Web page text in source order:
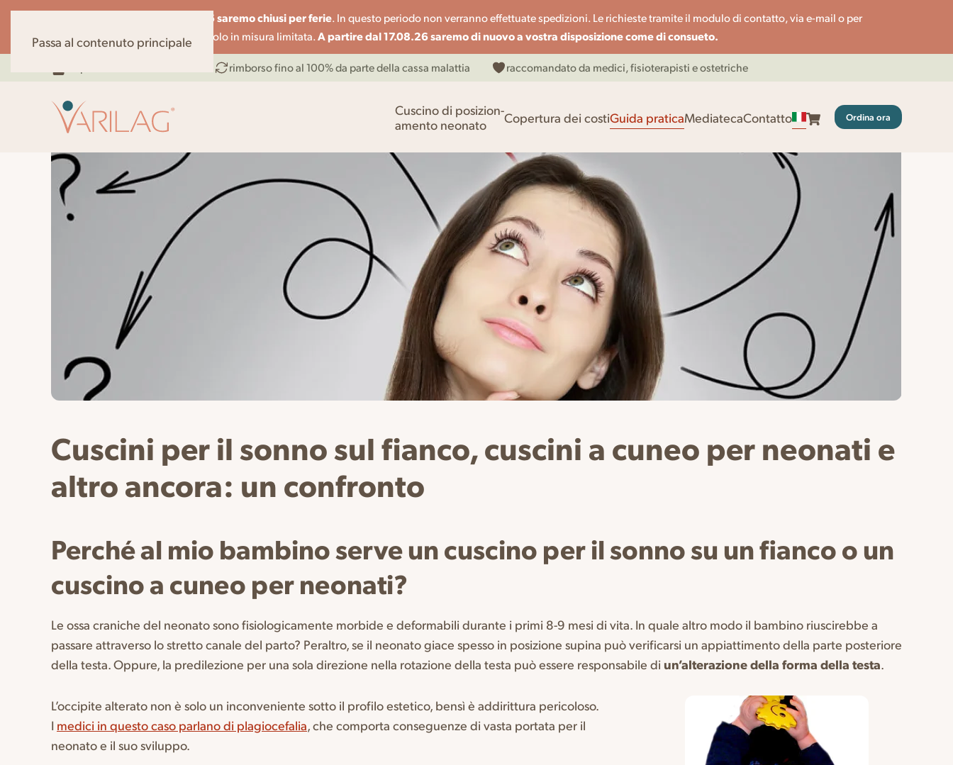
dal 07.08 al 14.08.26 saremo chiusi per ferie. In questo periodo non verranno effettuate spedizioni. Le richieste tramite il modulo di contatto, via e-mail o per
telefono potranno essere gestite solo in misura limitata.A partire dal 17.08.26 saremo di nuovo a vostra disposizione come di consueto.
Passa al contenuto principale
rimborso fino al 100% da parte della cassa malattia raccomandato da medici, fisioterapisti e ostetriche
Cuscino di posizion-
amento neonato
Copertura dei costiGuida praticaMediatecaContatto Ordina ora
Cuscini per il sonno sul fianco, cuscini a cuneo per neonati e
altro ancora: un confronto
Perché al mio bambino serve un cuscino per il sonno su un fianco o un
cuscino a cuneo per neonati?
Le ossa craniche del neonato sono fisiologicamente morbide e deformabili durante i primi 8-9 mesi di vita. In quale altro modo il bambino riuscirebbe a
passare attraverso lo stretto canale del parto? Peraltro, se il neonato giace spesso in posizione supina può verificarsi un appiattimento della parte posteriore
della testa. Oppure, la predilezione per una sola direzione nella rotazione della testa può essere responsabile di un’alterazione della forma della testa.
L’occipite alterato non è solo un inconveniente sotto il profilo estetico, bensì è addirittura pericoloso.
I medici in questo caso parlano di plagiocefalia, che comporta conseguenze di vasta portata per il
neonato e il suo sviluppo.